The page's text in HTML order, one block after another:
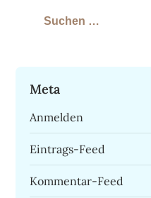
Suchen
Meta
Anmelden
Eintrags-Feed
Kommentar-Feed